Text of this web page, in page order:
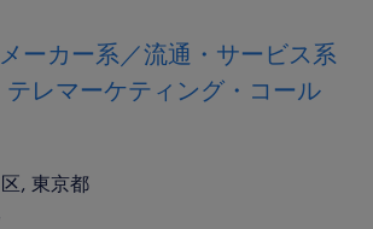
ーカー系／流通・サービス系
レマーケティング・コール
, 東京都